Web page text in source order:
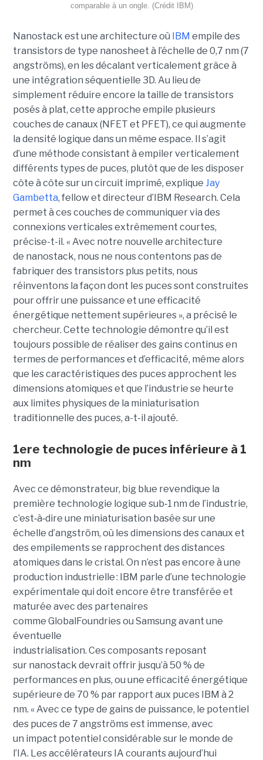
comparable à un ongle. (Crédit IBM)
Nanostack est une architecture où IBM empile des
transistors de type nanosheet à l’échelle de 0,7 nm (7
angströms), en les décalant verticalement grâce à
une intégration séquentielle 3D. Au lieu de
simplement réduire encore la taille de transistors
posés à plat, cette approche empile plusieurs
couches de canaux (NFET et PFET), ce qui augmente
la densité logique dans un même espace. Il s’agit
d’une méthode consistant à empiler verticalement
différents types de puces, plutôt que de les disposer
côte à côte sur un circuit imprimé, explique Jay
Gambetta, fellow et directeur d’IBM Research. Cela
permet à ces couches de communiquer via des
connexions verticales extrêmement courtes,
précise-t-il. « Avec notre nouvelle architecture
de nanostack, nous ne nous contentons pas de
fabriquer des transistors plus petits, nous
réinventons la façon dont les puces sont construites
pour offrir une puissance et une efficacité
énergétique nettement supérieures », a précisé le
chercheur. Cette technologie démontre qu’il est
toujours possible de réaliser des gains continus en
termes de performances et d’efficacité, même alors
que les caractéristiques des puces approchent les
dimensions atomiques et que l’industrie se heurte
aux limites physiques de la miniaturisation
traditionnelle des puces, a-t-il ajouté.
1ere technologie de puces inférieure à 1
nm
Avec ce démonstrateur, big blue revendique la
première technologie logique sub‑1 nm de l’industrie,
c’est‑à‑dire une miniaturisation basée sur une
échelle d’angström, où les dimensions des canaux et
des empilements se rapprochent des distances
atomiques dans le cristal. On n’est pas encore à une
production industrielle : IBM parle d’une technologie
expérimentale qui doit encore être transférée et
maturée avec des partenaires
comme GlobalFoundries ou Samsung avant une
éventuelle
industrialisation. Ces composants reposant
sur nanostack devrait offrir jusqu’à 50 % de
performances en plus, ou une efficacité énergétique
supérieure de 70 % par rapport aux puces IBM à 2
nm. « Avec ce type de gains de puissance, le potentiel
des puces de 7 angströms est immense, avec
un impact potentiel considérable sur le monde de
l’IA. Les accélérateurs IA courants aujourd’hui